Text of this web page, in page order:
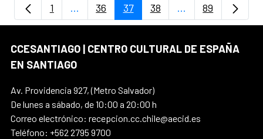
Página
1 ...Páginas intermedias Use TAB para
Página
36 Página
37 Página
38 ...PáginasPágina
89
CCESANTIAGO | CENTRO CULTURAL DE ESPAÑA
EN SANTIAGO
Av. Providencia 927, (Metro Salvador)
De lunes a sábado, de 10:00 a 20:00 h
Correo electrónico: recepcion.cc.chile@aecid.es
Teléfono: +562 2795 9700